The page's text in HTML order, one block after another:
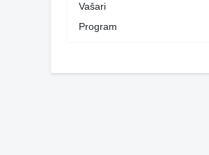
Vašari
Program